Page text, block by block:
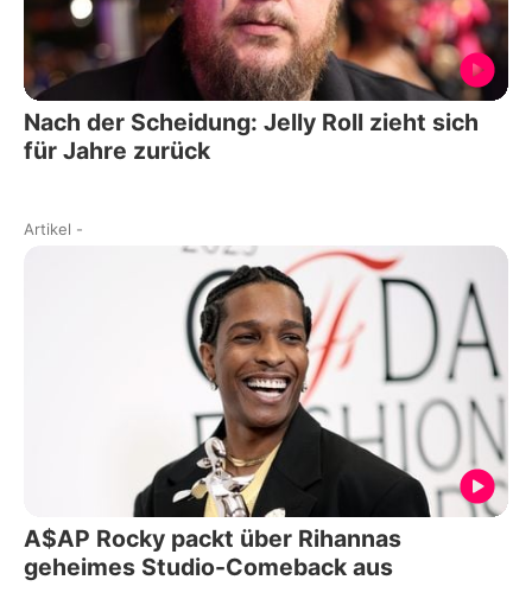
Nach der Scheidung: Jelly Roll zieht sich
für Jahre zurück
Artikel -
A$AP Rocky packt über Rihannas
geheimes Studio-Comeback aus